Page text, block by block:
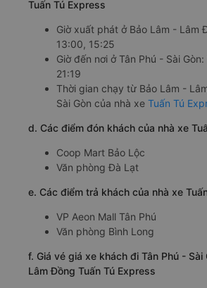
Tuấn Tú Express
Giờ xuất phát ở Bảo Lâm - Lâm
13:00, 15:25
Giờ đến nơi ở Tân Phú - Sài
21:19
Thời gian chạy từ Bảo Lâm -
Sài Gòn của nhà xe Tuấn Tú
d. Các điểm đón khách của nhà xe
Coop Mart Bảo Lộc
Văn phòng Đà Lạt
e. Các điểm trả khách của nhà xe
VP Aeon Mall Tân Phú
Văn phòng Bình Long
f. Giá vé giá xe khách đi Tân Phú - Sài
Lâm Đồng Tuấn Tú Express